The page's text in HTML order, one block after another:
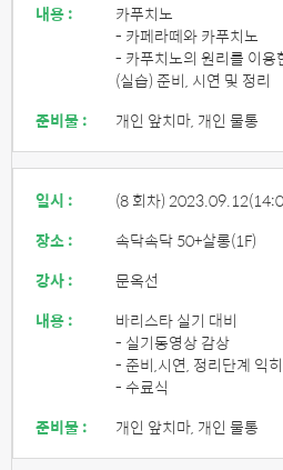
내용 :
카푸치노
- 카페라떼와 카푸치노
- 카푸치노의 원리를 이용
(실습) 준비, 시연 및 정리
준비물 :
개인 앞치마, 개인 물통
일시 : (8 회차) 2023.09.12
장소 :
속닥속닥 50+살롱(1F)
강사 :
문옥선
내용 :
바리스타 실기 대비
- 실기동영상 감상
- 준비,시연, 정리단계 익
- 수료식
준비물 :
개인 앞치마, 개인 물통